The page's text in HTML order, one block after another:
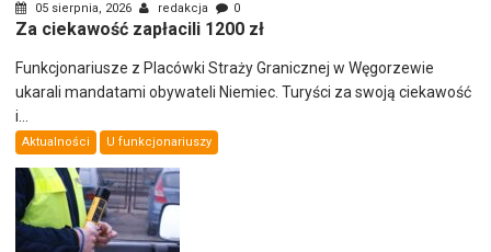
05 sierpnia, 2026 redakcja 0
Za ciekawość zapłacili 1200 zł
Funkcjonariusze z Placówki Straży Granicznej w Węgorzewie
ukarali mandatami obywateli Niemiec. Turyści za swoją ciekawość
i...
Aktualności U funkcjonariuszy